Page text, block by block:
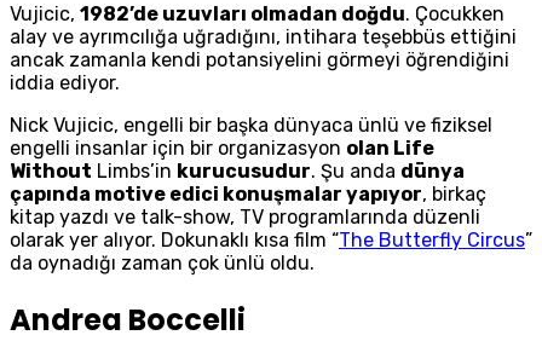
Vujicic, 1982’de uzuvları olmadan doğdu. Çocukken
alay ve ayrımcılığa uğradığını, intihara teşebbüs ettiğini
ancak zamanla kendi potansiyelini görmeyi öğrendiğini
iddia ediyor.
Nick Vujicic, engelli bir başka dünyaca ünlü ve fiziksel
engelli insanlar için bir organizasyon olan Life
Without Limbs’in kurucusudur. Şu anda dünya
çapında motive edici konuşmalar yapıyor, birkaç
kitap yazdı ve talk-show, TV programlarında düzenli
olarak yer alıyor. Dokunaklı kısa film “The Butterfly Circus”
da oynadığı zaman çok ünlü oldu.
Andrea Boccelli